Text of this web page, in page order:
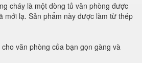
cháy là một dòng tủ văn phòng được
mới lạ. Sản phẩm này được làm từ thép
văn phòng của bạn gọn gàng và